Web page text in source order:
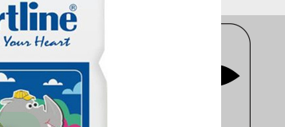
فروشگاه اینترنتی
جزء یکی از بزرگ
مهندسی،
انتخاب کنید. سایت
البته به